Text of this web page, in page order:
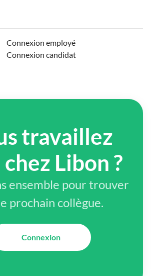
Connexion employé
Connexion candidat
travaillez
Libon ?
ensemble pour trouver
prochain collègue.
Connexion